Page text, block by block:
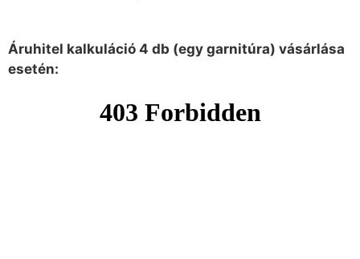
Áruhitel kalkuláció 4 db (egy garnitúra) vásárlása
esetén: